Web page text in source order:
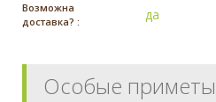
Возможна
доставка? :
да
Особые приметы